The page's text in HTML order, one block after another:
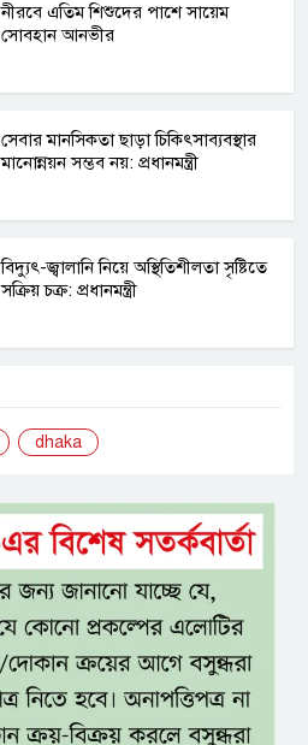
নীরবে এতিম শিশুদের পাশে সায়েম
সোবহান আনভীর
সেবার মানসিকতা ছাড়া চিকিৎসাব্যবস্থার
মানোন্নয়ন সম্ভব নয়: প্রধানমন্ত্রী
বিদ্যুৎ-জ্বালানি নিয়ে অস্থিতিশীলতা সৃষ্টিতে
সক্রিয় চক্র: প্রধানমন্ত্রী
dhaka